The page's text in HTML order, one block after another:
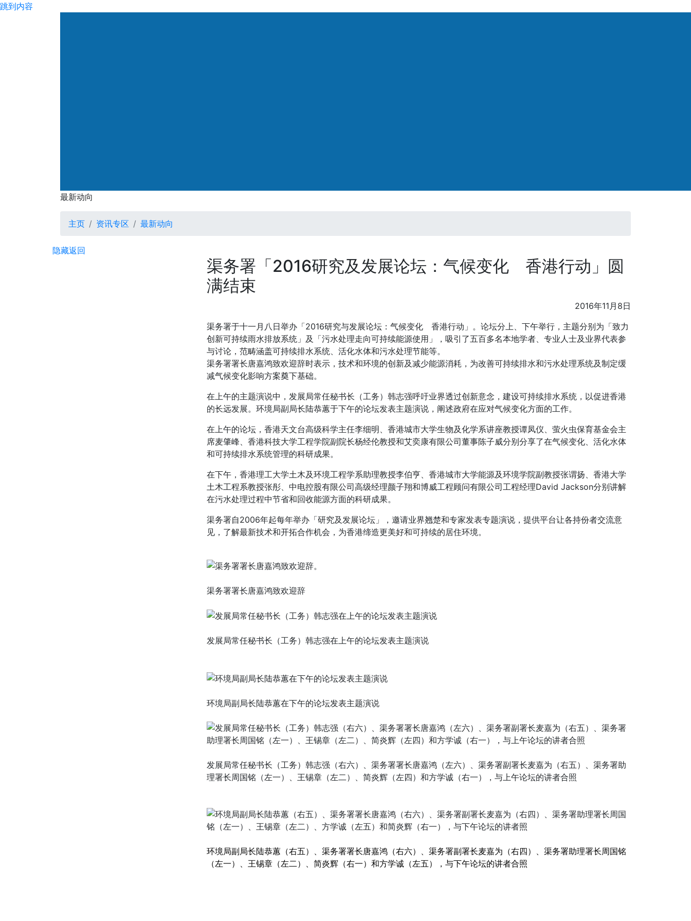
跳到内容
最新动向
最新动向
主页 资讯专区 最新动向
隐藏返回
渠务署「2016研究及发展论坛：气候变化 香港行动」圆
满结束
2016年11月8日
渠务署于十一月八日举办「2016研究与发展论坛：气候变化 香港行动」。论坛分上、下午举行，主题分别为「致力
创新可持续雨水排放系统」及「污水处理走向可持续能源使用」，吸引了五百多名本地学者、专业人士及业界代表参
与讨论，范畴涵盖可持续排水系统、活化水体和污水处理节能等。
渠务署署长唐嘉鸿致欢迎辞时表示，技术和环境的创新及减少能源消耗，为改善可持续排水和污水处理系统及制定缓
减气候变化影响方案奠下基础。
在上午的主题演说中，发展局常任秘书长（工务）韩志强呼吁业界透过创新意念，建设可持续排水系统，以促进香港
的长远发展。环境局副局长陆恭蕙于下午的论坛发表主题演说，阐述政府在应对气候变化方面的工作。
在上午的论坛，香港天文台高级科学主任李细明、香港城市大学生物及化学系讲座教授谭凤仪、萤火虫保育基金会主
席麦肇峰、香港科技大学工程学院副院长杨经伦教授和艾奕康有限公司董事陈子威分别分享了在气候变化、活化水体
和可持续排水系统管理的科研成果。
在下午，香港理工大学土木及环境工程学系助理教授李伯亨、香港城市大学能源及环境学院副教授张谓扬、香港大学
土木工程系教授张彤、中电控股有限公司高级经理颜子翔和博威工程顾问有限公司工程经理David Jackson分别讲解
在污水处理过程中节省和回收能源方面的科研成果。
渠务署自2006年起每年举办「研究及发展论坛」，邀请业界翘楚和专家发表专题演说，提供平台让各持份者交流意
见，了解最新技术和开拓合作机会，为香港缔造更美好和可持续的居住环境。
渠务署署长唐嘉鸿致欢迎辞
发展局常任秘书长（工务）韩志强在上午的论坛发表主题演说
环境局副局长陆恭蕙在下午的论坛发表主题演说
发展局常任秘书长（工务）韩志强（右六）、渠务署署长唐嘉鸿（左六）、渠务署副署长麦嘉为（右五）、渠务署助
理署长周国铭（左一）、王锡章（左二）、简炎辉（左四）和方学诚（右一），与上午论坛的讲者合照
环境局副局长陆恭蕙（右五）、渠务署署长唐嘉鸿（右六）、渠务署副署长麦嘉为（右四）、渠务署助理署长周国铭
（左一）、王锡章（左二）、简炎辉（右一）和方学诚（左五），与下午论坛的讲者合照